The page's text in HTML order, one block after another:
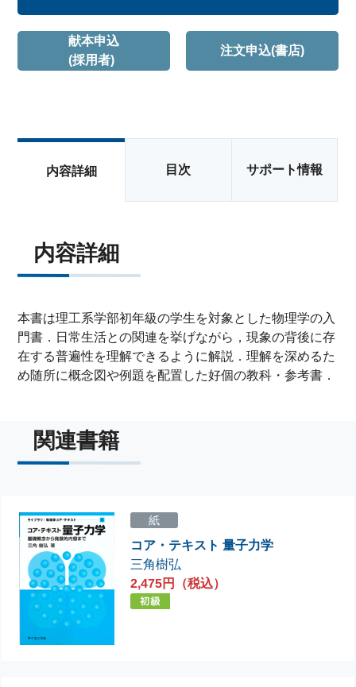
献本申込
(採用者)
注文申込(書店)
内容詳細 目次 サポート情報
内容詳細
本書は理工系学部初年級の学生を対象とした物理学の入
門書．日常生活との関連を挙げながら，現象の背後に存
在する普遍性を理解できるように解説．理解を深めるた
め随所に概念図や例題を配置した好個の教科・参考書．
関連書籍
紙
コア・テキスト 量子力学
三角樹弘
2,475円（税込）